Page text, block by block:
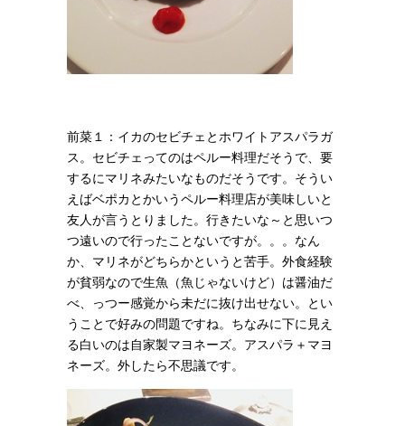
前菜１：イカのセビチェとホワイトアスパラガ
ス。セビチェってのはペルー料理だそうで、要
するにマリネみたいなものだそうです。そうい
えばベポカとかいうペルー料理店が美味しいと
友人が言うとりました。行きたいな～と思いつ
つ遠いので行ったことないですが。。。 なん
か、マリネがどちらかというと苦手。外食経験
が貧弱なので生魚（魚じゃないけど）は醤油だ
べ、っつー感覚から未だに抜け出せない。とい
うことで好みの問題ですね。ちなみに下に見え
る白いのは自家製マヨネーズ。アスパラ＋マヨ
ネーズ。外したら不思議です。